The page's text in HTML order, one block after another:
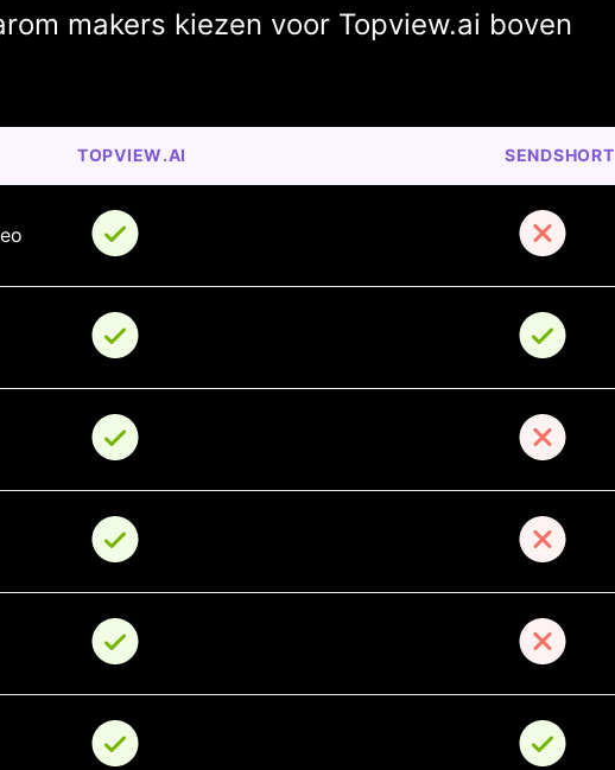
makers kiezen voor Topview.ai boven
TOPVIEW.AI SENDSHORT